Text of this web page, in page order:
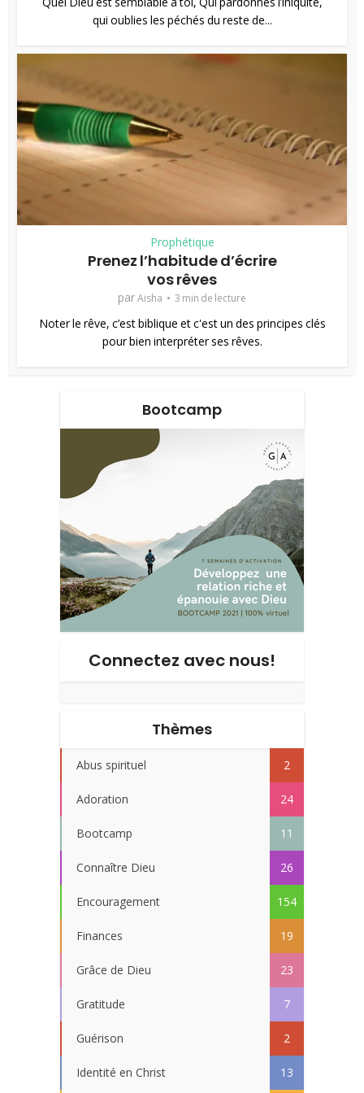
qui oublies les péchés du reste de...
Prophétique
Prenez l’habitude d’écrire
vos rêves
parAisha 3 min de lecture
Noter le rêve, c’est biblique et c'est un des principes clés
pour bien interpréter ses rêves.
Bootcamp
Connectez avec nous!
Thèmes
Abus spirituel 2
Adoration 24
Bootcamp 11
Connaître Dieu 26
Encouragement 154
Finances 19
Grâce de Dieu 23
Gratitude 7
Guérison 2
Identité en Christ 13